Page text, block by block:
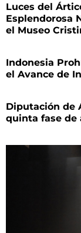
Luces del
Esplendorosa
el Museo
Indonesia
el Avance de
Diputación de
quinta fase de